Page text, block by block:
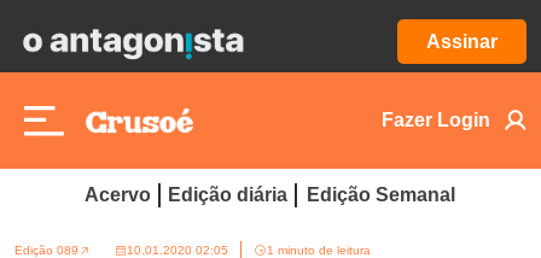
Assinar
Fazer Login
Acervo Edição diária Edição Semanal
Edição 089 10.01.2020 02:05 1 minuto de leitura